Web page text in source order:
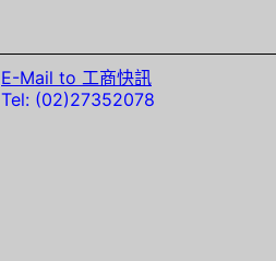
E-Mail to 工商快訊
Tel: (02)27352078